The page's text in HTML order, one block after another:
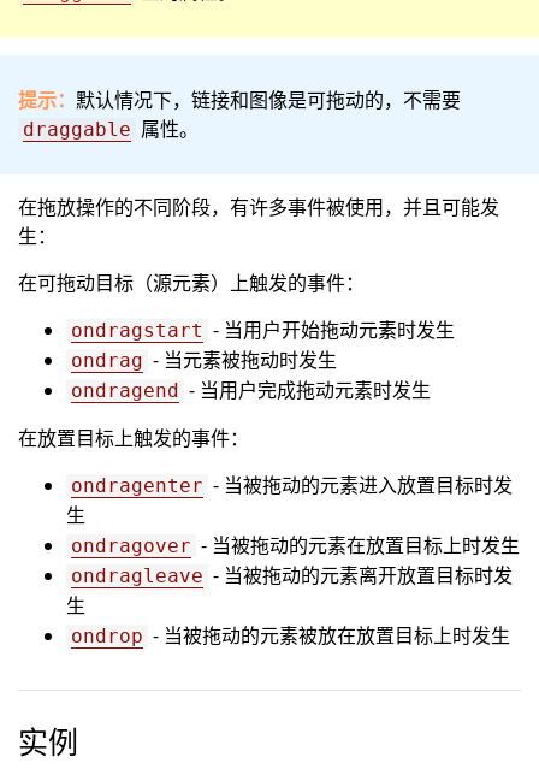
提示： 默认情况下，链接和图像是可拖动的，不需要
draggable 属性。
在拖放操作的不同阶段，有许多事件被使用，并且可能发
生：
在可拖动目标（源元素）上触发的事件：
ondragstart - 当用户开始拖动元素时发生
ondrag - 当元素被拖动时发生
ondragend - 当用户完成拖动元素时发生
在放置目标上触发的事件：
ondragenter - 当被拖动的元素进入放置目标时发
生
ondragover - 当被拖动的元素在放置目标上时发生
ondragleave - 当被拖动的元素离开放置目标时发
生
ondrop - 当被拖动的元素被放在放置目标上时发生
实例